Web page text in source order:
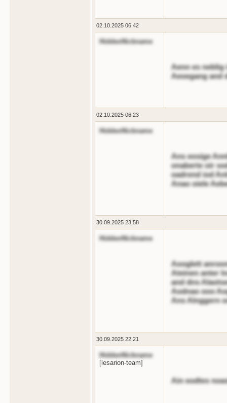
02.10.2025 06:42
HiddenNickname
Aenn es neblig
Aeoegang and
02.10.2025 06:23
HiddenNickname
Ans eosige
onaberte oir
oadrend iod
Anao oiele
30.09.2025 23:58
HiddenNickname
Aooglett
Ateinen anter
and dns
Aodnao ooo
Ans Alnggern
30.09.2025 22:21
HiddenNickname
[lesarion-team]
Ain eodtes